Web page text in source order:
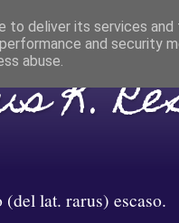
K.
lat. rarus) escaso.
to deliver its services
and security
abuse.